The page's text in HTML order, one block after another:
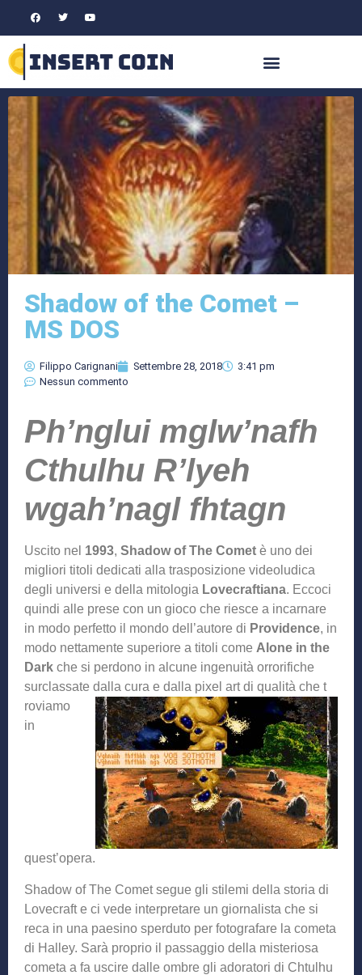
Shadow of the Comet –
MS DOS
Filippo Carignani Settembre 28, 2018
3:41 pm
Nessun commento
Ph’nglui mglw’nafh
Cthulhu R’lyeh
wgah’nagl fhtagn
Uscito nel 1993, Shadow of The Comet è uno dei
migliori titoli dedicati alla trasposizione videoludica
degli universi e della mitologia Lovecraftiana. Eccoci
quindi alle prese con un gioco che riesce a incarnare
in modo perfetto il mondo dell’autore di Providence, in
modo nettamente superiore a titoli come Alone in the
Dark che si perdono in alcune ingenuità orrorifiche
surclassate dalla cura e dalla pixel art di qualità che t
roviamo
in
quest’opera.
Shadow of The Comet segue gli stilemi della storia di
Lovecraft e ci vede interpretare un giornalista che si
reca in una paesino sperduto per fotografare la cometa
di Halley. Sarà proprio il passaggio della misteriosa
cometa a fa uscire dalle ombre gli adoratori di Chtulhu